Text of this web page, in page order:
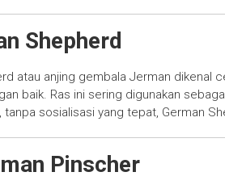
Shepherd
atau anjing gembala Jerman dikenal
baik. Ras ini sering digunakan
tanpa sosialisasi yang tepat, German
Pinscher